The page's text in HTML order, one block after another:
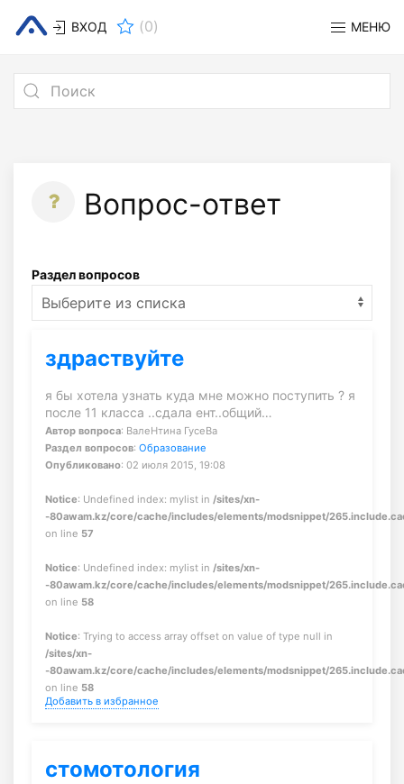
ВХОД (0) МЕНЮ
Вопрос-ответ
Раздел вопросов
здраствуйте
я бы хотела узнать куда мне можно поступить ? я
после 11 класса ..сдала ент..общий…
Автор вопроса: ВалеНтина ГусеВа
Раздел вопросов: Образование
Опубликовано: 02 июля 2015, 19:08
Notice: Undefined index: mylist in /sites/xn-
-80awam.kz/core/cache/includes/elements/modsnippet/
on line 57
Notice: Undefined index: mylist in /sites/xn-
-80awam.kz/core/cache/includes/elements/modsnippet/
on line 58
Notice: Trying to access array offset on value of type null in
/sites/xn-
-80awam.kz/core/cache/includes/elements/modsnippet/
on line 58
Добавить в избранное
стомотология